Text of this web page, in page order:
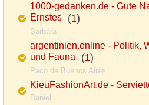
1000-gedanken.de - Gute
Ernstes (1)
Barbara
argentinien.online - Politik,
und Fauna (1)
Paco de Buenos Aires
KieuFashionArt.de -
Daniel